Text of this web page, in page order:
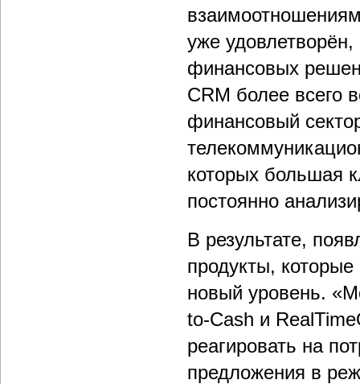
уже
финансовых
CRM более всего
финансовый
которых большая
постоянно
В результате,
продукты,
новый уровень.
to-Cash и
реагировать на
предложения в